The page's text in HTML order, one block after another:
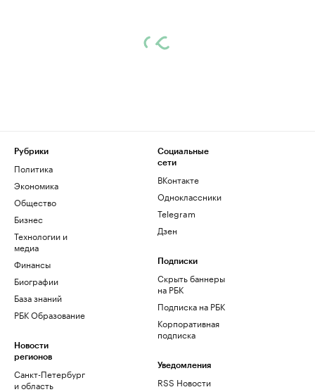
Рубрики
Политика
Экономика
Общество
Бизнес
Технологии и
медиа
Финансы
Биографии
База знаний
РБК Образование
Новости
регионов
Санкт-Петербург
и область
Социальные
сети
ВКонтакте
Одноклассники
Telegram
Дзен
Подписки
Скрыть баннеры
на РБК
Подписка на РБК
Корпоративная
подписка
Уведомления
RSS Новости